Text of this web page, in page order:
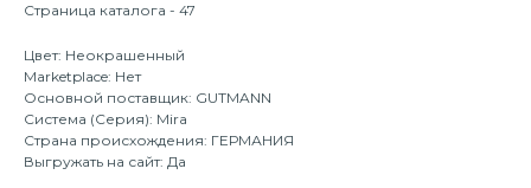
Страница каталога - 47
Цвет: Неокрашенный
Marketplace: Нет
Основной поставщик: GUTMANN
Система (Серия): Mira
Страна происхождения: ГЕРМАНИЯ
Выгружать на сайт: Да